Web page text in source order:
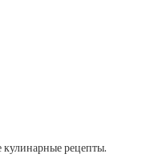
кулинарные рецепты.